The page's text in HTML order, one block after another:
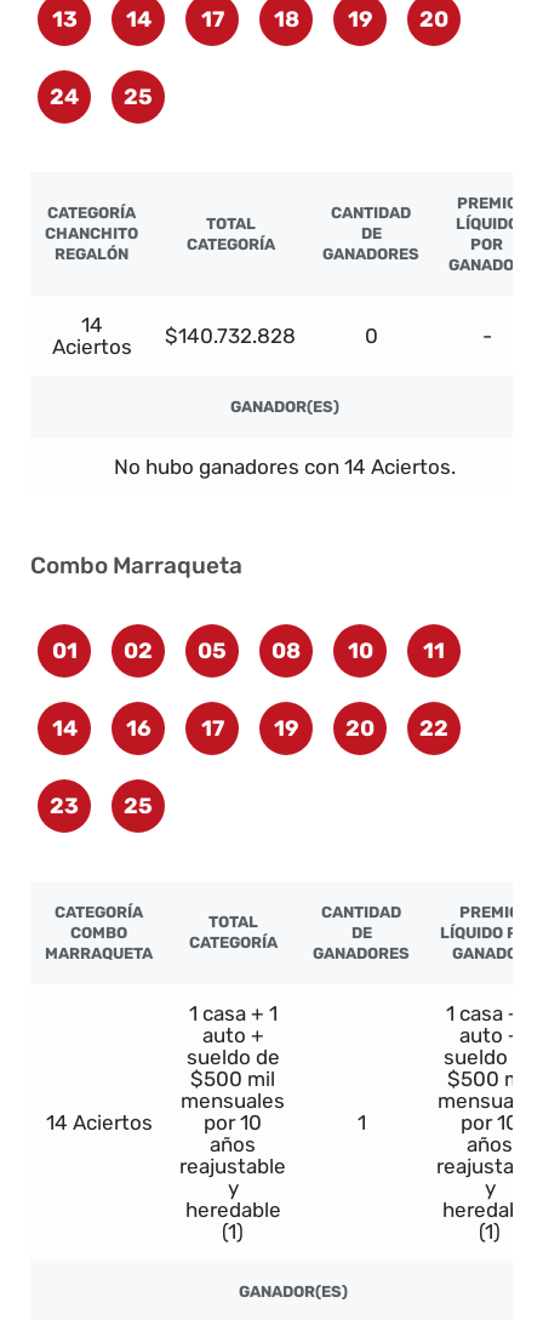
13 14 17 18 19 20
24 25
CATEGORÍA
CHANCHITO
REGALÓN
TOTAL
CATEGORÍA
CANTIDAD
DE
GANADORES
PREMIO
LÍQUIDO
POR
GANADOR
14
Aciertos
$140.732.828 0 -
GANADOR(ES)
No hubo ganadores con 14 Aciertos.
Combo Marraqueta
01 02 05 08 10 11
14 16 17 19 20 22
23 25
CATEGORÍA
COMBO
MARRAQUETA
TOTAL
CATEGORÍA
CANTIDAD
DE
GANADORES
PREMIO
LÍQUIDO POR
GANADOR
14 Aciertos
1 casa + 1
auto +
sueldo de
$500 mil
mensuales
por 10
años
reajustable
y
heredable
(1)
1
1 casa + 1
auto +
sueldo de
$500 mil
mensuales
por 10
años
reajustable
y
heredable
(1)
GANADOR(ES)